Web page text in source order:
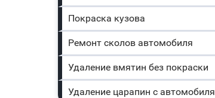
Покраска кузова
Ремонт сколов автомобиля
Удаление вмятин без покраски
Удаление царапин с автомобиля